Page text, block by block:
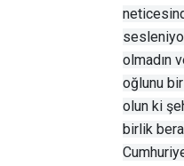
olmadın
oğlunu
olun ki
birlik